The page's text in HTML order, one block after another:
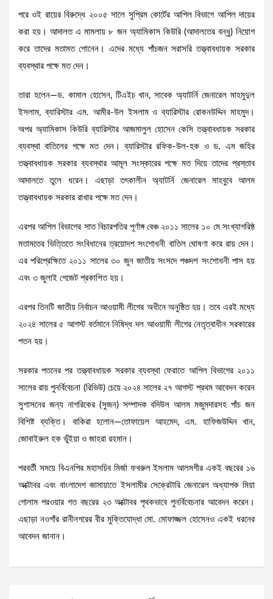
পরে ওই রায়ের বিরুদ্ধে ২০০৫ সালে সুপ্রিম কোর্টের আপিল বিভাগে আপিল দায়ের
করা হয়। আদালত এ মামলায় ৮ জন অ্যামিকাস কিউরি (আদালতের বন্ধু) নিয়োগ
করে তাদের মতামত শোনেন। এদের মধ্যে পাঁচজন সরাসরি তত্ত্বাবধায়ক সরকার
ব্যবস্থার পক্ষে মত দেন।
তারা হলেন—ড. কামাল হোসেন, টিএইচ খান, সাবেক অ্যাটর্নি জেনারেল মাহমুদুল
ইসলাম, ব্যারিস্টার এম. আমীর-উল ইসলাম ও ব্যারিস্টার রোকনউদ্দিন মাহমুদ।
অপর অ্যামিকাস কিউরি ব্যারিস্টার আজমালুল হোসেন কেসি তত্ত্বাবধায়ক সরকার
ব্যবস্থা বাতিলের পক্ষে মত দেন। ব্যারিস্টার রফিক-উল-হক ও ড. এম জহির
তত্ত্বাবধায়ক সরকার ব্যবস্থার আমূল সংস্কারের পক্ষে মত দিয়ে তাদের প্রস্তাব
আদালতে তুলে ধরেন। এছাড়া তৎকালীন অ্যাটর্নি জেনারেল মাহবুবে আলম
তত্ত্বাবধায়ক সরকার রাখার পক্ষে মত দেন।
এরপর আপিল বিভাগের সাত বিচারপতির পূর্ণাঙ্গ বেঞ্চ ২০১১ সালের ১০ মে সংখ্যাগরিষ্ঠ
মতামতের ভিত্তিতে সংবিধানের ত্রয়োদশ সংশোধনী বাতিল ঘোষণা করে রায় দেন।
এর পরিপ্রেক্ষিতে ২০১১ সালের ৩০ জুন জাতীয় সংসদে পঞ্চদশ সংশোধনী পাস হয়
এবং ৩ জুলাই গেজেট প্রকাশিত হয়।
এরপর তিনটি জাতীয় নির্বাচন আওয়ামী লীগের অধীনে অনুষ্ঠিত হয়। তবে এরই মধ্যে
২০২৪ সালের ৫ আগস্ট বর্তমানে নিষিদ্ধ দল আওয়ামী লীগের নেতৃত্বাধীন সরকারের
পতন হয়।
সরকার পতনের পর তত্ত্বাবধায়ক সরকার ব্যবস্থা ফেরাতে আপিল বিভাগের ২০১১
সালের রায় পুনর্বিবেচনা (রিভিউ) চেয়ে ২০২৪ সালের ২৭ আগস্ট প্রথম আবেদন করেন
সুশাসনের জন্য নাগরিকের (সুজন) সম্পাদক বদিউল আলম মজুমদারসহ পাঁচ জন
বিশিষ্ট ব্যক্তি। বাকিরা হলোন—তোফায়েল আহমেদ, এম. হাফিজউদ্দিন খান,
জোবাইরুল হক ভুঁইয়া ও জাহরা রহমান।
পরবর্তী সময়ে বিএনপির মহাসচিব মির্জা ফখরুল ইসলাম আলমগীর একই বছরের ১৬
অক্টোবর এবং বাংলাদেশ জামায়াতে ইসলামীর সেক্রেটারি জেনারেল অধ্যাপক মিয়া
গোলাম পরওয়ার গত বছরের ২৩ অক্টোবর পৃথকভাবে পুনর্বিবেচনার আবেদন করেন।
এছাড়া নওগাঁর রানীনগরের বীর মুক্তিযোদ্ধা মো. মোফাজ্জল হোসেনও একই ধরনের
আবেদন জানান।